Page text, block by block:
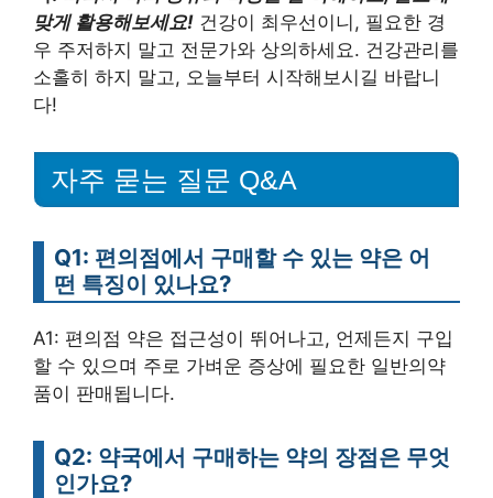
맞게 활용해보세요! 건강이 최우선이니, 필요한 경
우 주저하지 말고 전문가와 상의하세요. 건강관리를
소홀히 하지 말고, 오늘부터 시작해보시길 바랍니
다!
자주 묻는 질문 Q&A
Q1: 편의점에서 구매할 수 있는 약은 어
떤 특징이 있나요?
A1: 편의점 약은 접근성이 뛰어나고, 언제든지 구입
할 수 있으며 주로 가벼운 증상에 필요한 일반의약
품이 판매됩니다.
Q2: 약국에서 구매하는 약의 장점은 무엇
인가요?